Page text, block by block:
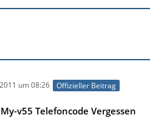
um 08:26 Offizieller Beitrag
v55 Telefoncode Vergessen